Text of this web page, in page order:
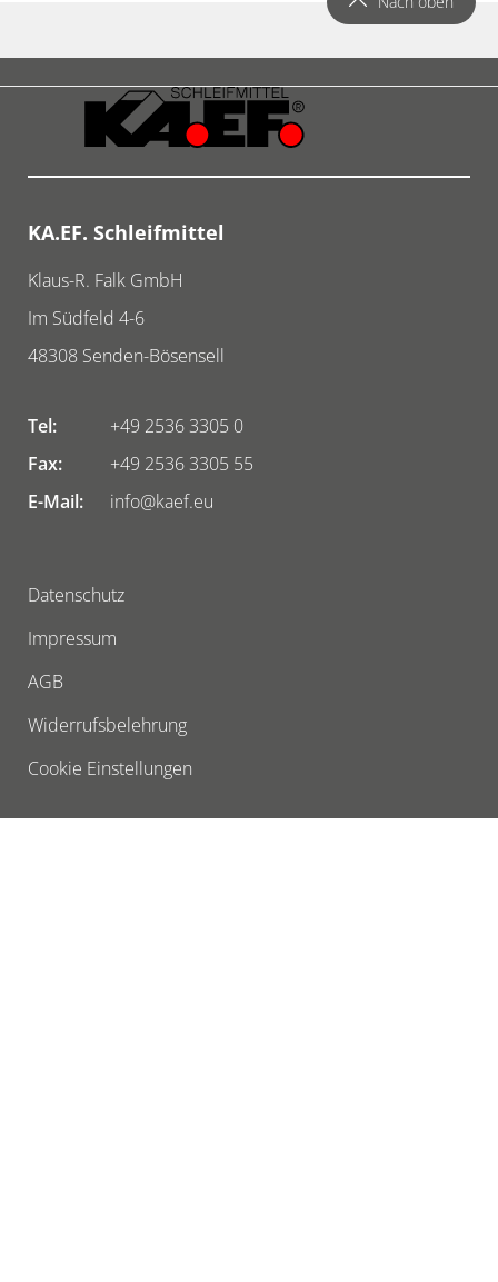
KA.EF. Schleifmittel
Klaus-R. Falk GmbH
Im Südfeld 4-6
48308 Senden-Bösensell
Tel:
+49 2536 3305 0
Fax:
+49 2536 3305 55
E-Mail:
info@kaef.eu
Datenschutz
Impressum
AGB
Widerrufsbelehrung
Cookie Einstellungen